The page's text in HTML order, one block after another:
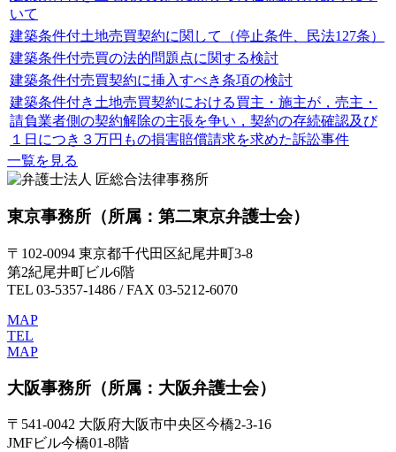
いて
建築条件付土地売買契約に関して（停止条件、民法127条）
建築条件付売買の法的問題点に関する検討
建築条件付売買契約に挿入すべき条項の検討
建築条件付き土地売買契約における買主・施主が，売主・
請負業者側の契約解除の主張を争い，契約の存続確認及び
１日につき３万円もの損害賠償請求を求めた訴訟事件
一覧を見る
東京事務所 （所属：第二東京弁護士会）
〒102-0094 東京都千代田区紀尾井町3-8
第2紀尾井町ビル6階
TEL 03-5357-1486 / FAX 03-5212-6070
MAP
TEL
MAP
大阪事務所 （所属：大阪弁護士会）
〒541-0042 大阪府大阪市中央区今橋2-3-16
JMFビル今橋01-8階